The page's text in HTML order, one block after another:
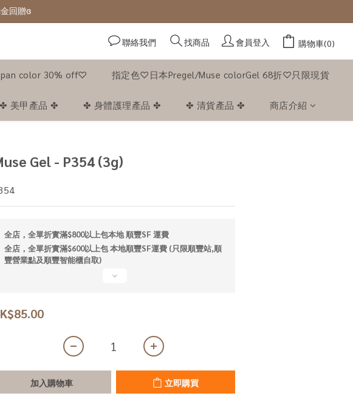
Here
Here
聯絡我們
找商品 會員登入 購物車(0)
color 30% off♡ 指定色♡日本Pregel/Muse colorGel 68折♡只限現貨
✤ 美甲產品 ✤ ✤ 身體護理產品 ✤ ✤ 清貨產品 ✤ 商店介紹
Gel - P354 (3g)
全店，全單折實滿$800以上包本地 順豐SF 運費
全店，全單折實滿$600以上包 本地順豐SF運費 (只限順豐站,順
豐營業點及順豐智能櫃自取)
加入購物車 立即購買